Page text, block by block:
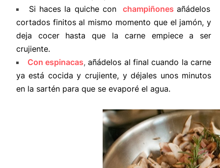
Si haces la quiche con
champiñones añádelos
cortados finitos al mismo momento que el jamón,y
deja cocer hasta que la carne
empiece a ser
crujiente.
Con espinacas, añádelos al final cuando la carne
ya está cocida y crujiente, y déjales unos minutos
en la sartén para que se evaporé el agua.